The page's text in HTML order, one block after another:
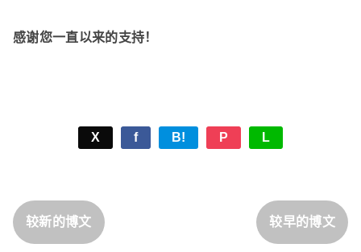
感谢您一直以来的支持！
X f B! P L
较新的博文 较早的博文